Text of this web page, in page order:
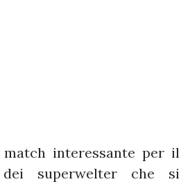
interessante per il
superwelter che si